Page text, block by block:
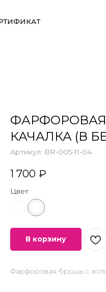
КАЧАЛКА (В
Артикул: BR-005-11-04
1 700 ₽
Цвет
В корзину
Фарфоровая брошь с